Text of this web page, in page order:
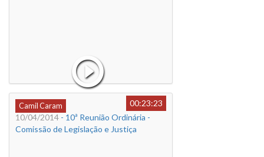
Camil Caram
00:23:23
10/04/2014 - 10ª Reunião Ordinária -
Comissão de Legislação e Justiça